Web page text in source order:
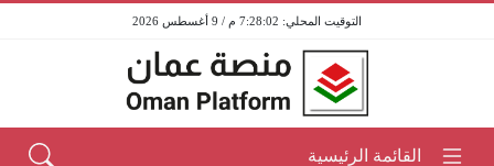
7:28:02 م / 9 أغسطس 2026